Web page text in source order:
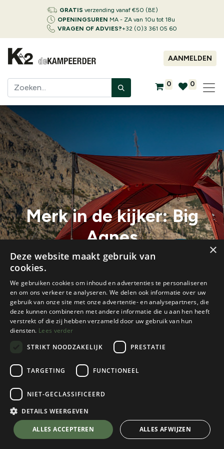
GRATIS verzending vanaf €50 (BE)
OPENINGSUREN MA - ZA van 10u tot 18u
VRAGEN OF ADVIES?+32 (0)3 361 05 60
AANMELDEN
0 0
Merk in de kijker: Big
Agnes
Alle blogs Tenten
×
Deze website maakt gebruik van
cookies.
We gebruiken cookies om inhoud en advertenties te personaliseren
en om ons verkeer te analyseren. We delen ook informatie over uw
gebruik van onze site met onze advertentie- en analysepartners, die
deze kunnen combineren met andere informatie die u aan hen heeft
verstrekt of die zij hebben verzameld door uw gebruik van hun
diensten. Lees verder
STRIKT NOODZAKELIJK
PRESTATIE
TARGETING FUNCTIONEEL
NIET-GECLASSIFICEERD
DETAILS WEERGEVEN
ALLES ACCEPTEREN ALLES AFWIJZEN